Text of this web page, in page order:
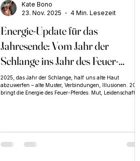
Energie-Update für das
Jahresende: Vom Jahr der
Schlange ins Jahr des Feuer-
Pferdes. Die neue Energie
verstehen und nutzen
2025, das Jahr der Schlange, half uns alte Haut
abzuwerfen – alte Muster, Verbindungen, Illusionen. 2026
bringt die Energie des Feuer-Pferdes: Mut, Leidenschaft,
Kate Bono
23. Nov. 2025
4 Min. Lesezeit